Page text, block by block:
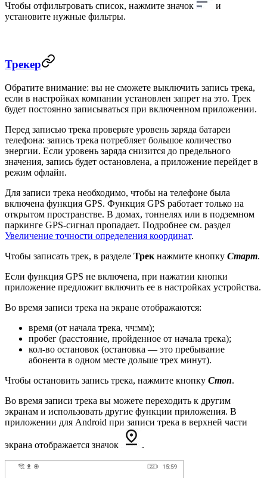
Чтобы отфильтровать список, нажмите значок
и
установите нужные фильтры.
Трекер
Обратите внимание: вы не сможете выключить запись трека,
если в настройках компании установлен запрет на это. Трек
будет постоянно записываться при включенном приложении.
Перед записью трека проверьте уровень заряда батареи
телефона: запись трека потребляет большое количество
энергии. Если уровень заряда снизится до предельного
значения, запись будет остановлена, а приложение перейдет в
режим офлайн.
Для записи трека необходимо, чтобы на телефоне была
включена функция GPS. Функция GPS работает только на
открытом пространстве. В домах, тоннелях или в подземном
паркинге GPS-сигнал пропадает. Подробнее см. раздел
Увеличение точности определения координат.
Чтобы записать трек, в разделе Трек нажмите кнопку Старт.
Если функция GPS не включена, при нажатии кнопки
приложение предложит включить ее в настройках устройства.
Во время записи трека на экране отображаются:
время (от начала трека, чч:мм);
пробег (расстояние, пройденное от начала трека);
кол-во остановок (остановка — это пребывание
абонента в одном месте дольше трех минут).
Чтобы остановить запись трека, нажмите кнопку Стоп.
Во время записи трека вы можете переходить к другим
экранам и использовать другие функции приложения. В
приложении для Android при записи трека в верхней части
экрана отображается значок .